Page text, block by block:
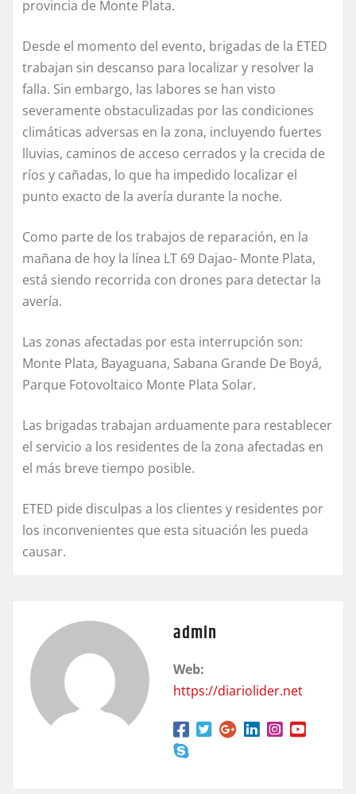
provincia de Monte Plata.
Desde el momento del evento, brigadas de la ETED
trabajan sin descanso para localizar y resolver la
falla. Sin embargo, las labores se han visto
severamente obstaculizadas por las condiciones
climáticas adversas en la zona, incluyendo fuertes
lluvias, caminos de acceso cerrados y la crecida de
ríos y cañadas, lo que ha impedido localizar el
punto exacto de la avería durante la noche.
Como parte de los trabajos de reparación, en la
mañana de hoy la línea LT 69 Dajao- Monte Plata,
está siendo recorrida con drones para detectar la
avería.
Las zonas afectadas por esta interrupción son:
Monte Plata, Bayaguana, Sabana Grande De Boyá,
Parque Fotovoltaico Monte Plata Solar.
Las brigadas trabajan arduamente para restablecer
el servicio a los residentes de la zona afectadas en
el más breve tiempo posible.
ETED pide disculpas a los clientes y residentes por
los inconvenientes que esta situación les pueda
causar.
admin
Web:
https://diariolider.net